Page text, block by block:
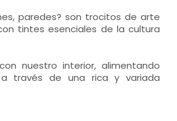
paredes? son trocitos de arte
tintes esenciales de la cultura
nuestro interior, alimentando
través de una rica y variada